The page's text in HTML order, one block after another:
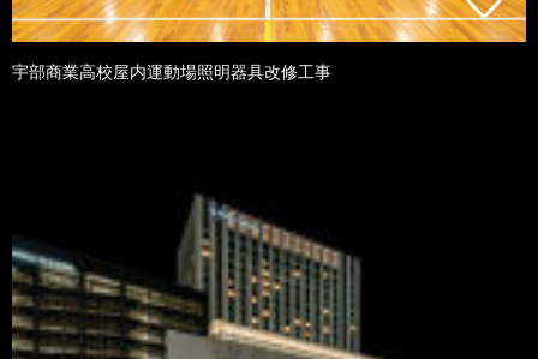
宇部商業高校屋内運動場照明器具改修工事